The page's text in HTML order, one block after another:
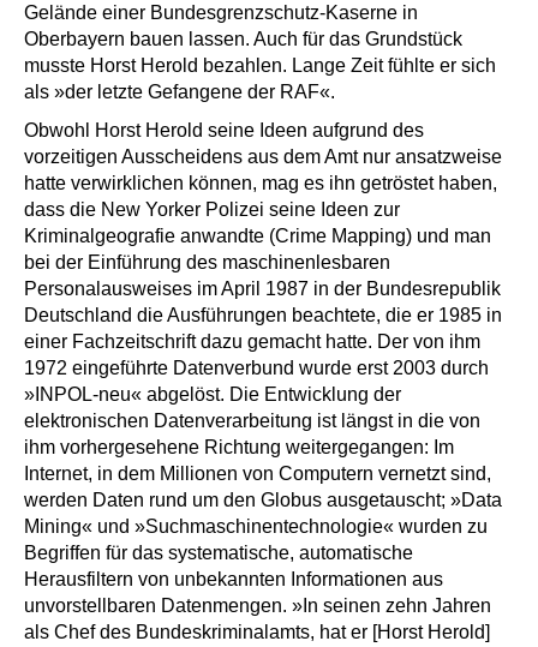
Gelände einer Bundesgrenzschutz-Kaserne in
Oberbayern bauen lassen. Auch für das Grundstück
musste Horst Herold bezahlen. Lange Zeit fühlte er sich
als »der letzte Gefangene der RAF«.
Obwohl Horst Herold seine Ideen aufgrund des
vorzeitigen Ausscheidens aus dem Amt nur ansatzweise
hatte verwirklichen können, mag es ihn getröstet haben,
dass die New Yorker Polizei seine Ideen zur
Kriminalgeografie anwandte (Crime Mapping) und man
bei der Einführung des maschinenlesbaren
Personalausweises im April 1987 in der Bundesrepublik
Deutschland die Ausführungen beachtete, die er 1985 in
einer Fachzeitschrift dazu gemacht hatte. Der von ihm
1972 eingeführte Datenverbund wurde erst 2003 durch
»INPOL-neu« abgelöst. Die Entwicklung der
elektronischen Datenverarbeitung ist längst in die von
ihm vorhergesehene Richtung weitergegangen: Im
Internet, in dem Millionen von Computern vernetzt sind,
werden Daten rund um den Globus ausgetauscht; »Data
Mining« und »Suchmaschinentechnologie« wurden zu
Begriffen für das systematische, automatische
Herausfiltern von unbekannten Informationen aus
unvorstellbaren Datenmengen. »In seinen zehn Jahren
als Chef des Bundeskriminalamts, hat er [Horst Herold]